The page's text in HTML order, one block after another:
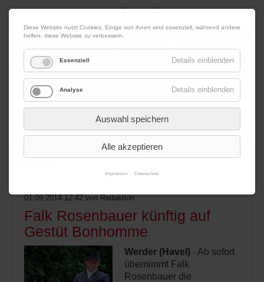
09. August 2026 Impressum|Kontakt|Datenschutz
Werbung
01.09.2014 12:42 von Redaktion
Falk Rosenbauer künftig auf
Gestüt Bonhomme
Werder (Havel) - Ab sofort
übernimmt Falk
Rosenbauer die
Diese Website nutzt Cookies. Einige von ihnen sind essenziell, während andere
helfen, diese Website zu verbessern.
Essenziell Details einblenden
Analyse Details einblenden
Auswahl speichern
Alle akzeptieren
Impressum Datenschutz